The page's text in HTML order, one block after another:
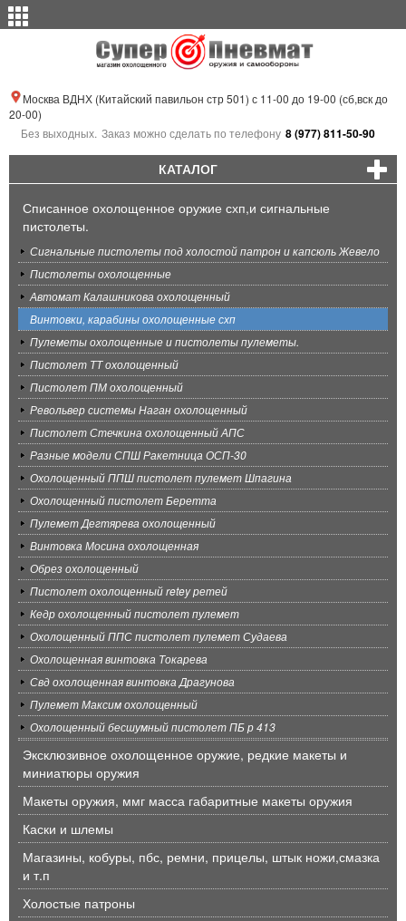
Москва ВДНХ (Китайский павильон стр 501) с 11-00 до 19-00 (сб,вск до
20-00)
Без выходных. Заказ можно сделать по телефону 8 (977) 811-50-90
КАТАЛОГ
Списанное охолощенное оружие схп,и сигнальные
пистолеты.
Сигнальные пистолеты под холостой патрон и капсюль Жевело
Пистолеты охолощенные
Автомат Калашникова охолощенный
Винтовки, карабины охолощенные схп
Пулеметы охолощенные и пистолеты пулеметы.
Пистолет ТТ охолощенный
Пистолет ПМ охолощенный
Револьвер системы Наган охолощенный
Пистолет Стечкина охолощенный АПС
Разные модели СПШ Ракетница ОСП-30
Охолощенный ППШ пистолет пулемет Шпагина
Охолощенный пистолет Беретта
Пулемет Дегтярева охолощенный
Винтовка Мосина охолощенная
Обрез охолощенный
Пистолет охолощенный retey ретей
Кедр охолощенный пистолет пулемет
Охолощенный ППС пистолет пулемет Судаева
Охолощенная винтовка Токарева
Свд охолощенная винтовка Драгунова
Пулемет Максим охолощенный
Охолощенный бесшумный пистолет ПБ р 413
Эксклюзивное охолощенное оружие, редкие макеты и
миниатюры оружия
Макеты оружия, ммг масса габаритные макеты оружия
Каски и шлемы
Магазины, кобуры, пбс, ремни, прицелы, штык ножи,смазка
и т.п
Холостые патроны